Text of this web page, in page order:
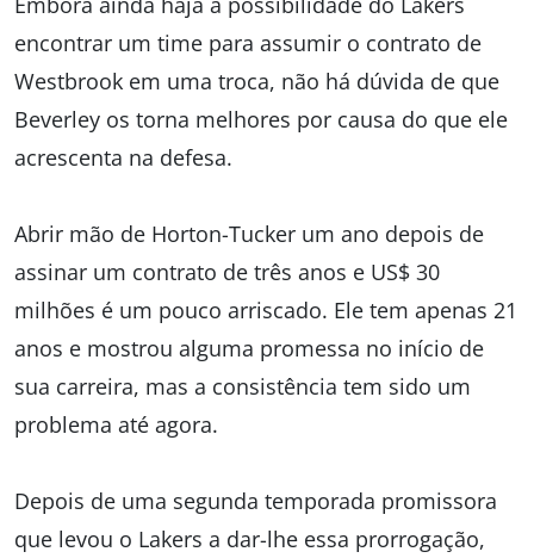
encontrar um time para assumir o contrato de
Westbrook em uma troca, não há dúvida de que
Beverley os torna melhores por causa do que ele
acrescenta na defesa.
Abrir mão de Horton-Tucker um ano depois de
assinar um contrato de três anos e US$ 30
milhões é um pouco arriscado. Ele tem apenas 21
anos e mostrou alguma promessa no início de
sua carreira, mas a consistência tem sido um
problema até agora.
Depois de uma segunda temporada promissora
que levou o Lakers a dar-lhe essa prorrogação,